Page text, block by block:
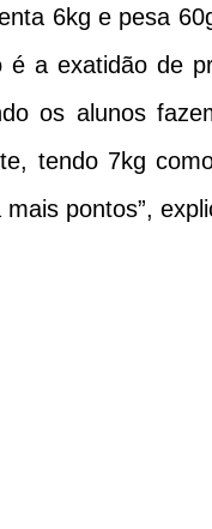
6kg e pesa
a exatidão de
os alunos
tendo 7kg
pontos”,